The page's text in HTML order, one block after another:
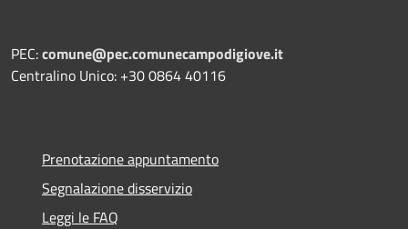
PEC:comune@pec.comunecampodigiove.it
Centralino Unico: +30 0864 40116
Prenotazione appuntamento
Segnalazione disservizio
Leggi le FAQ